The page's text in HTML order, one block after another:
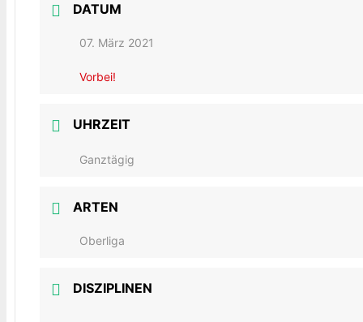
DATUM
07. März 2021
Vorbei!
UHRZEIT
Ganztägig
ARTEN
Oberliga
DISZIPLINEN